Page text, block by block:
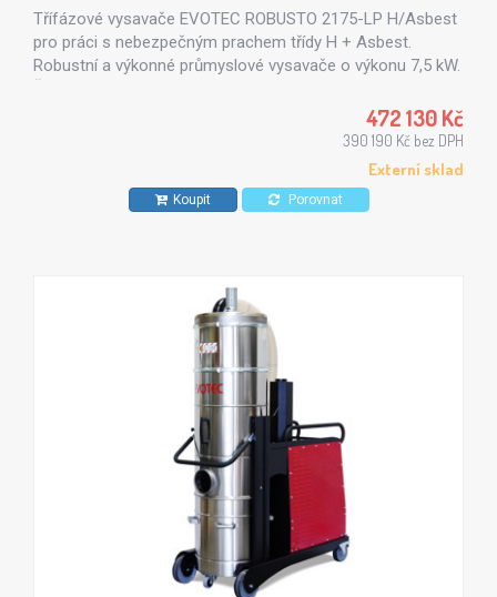
Třífázové vysavače EVOTEC ROBUSTO 2175-LP H/Asbest
pro práci s nebezpečným prachem třídy H + Asbest.
Robustní a výkonné průmyslové vysavače o výkonu 7,5 kW.
"Longopac" - likvidace odpadu do "nekonečného" pytle.
472 130 Kč
390 190 Kč bez DPH
Externí sklad
Koupit Porovnat